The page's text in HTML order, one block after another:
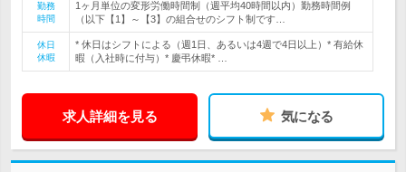
勤務
時間
1ヶ月単位の変形労働時間制（週平均40時間以内）勤務時間例
（以下【1】～【3】の組合せのシフト制です…
休日
休暇
* 休日はシフトによる（週1日、あるいは4週で4日以上）* 有給休
暇（入社時に付与）* 慶弔休暇* …
求人詳細を見る 気になる